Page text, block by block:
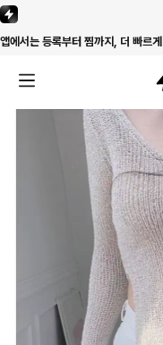
앱에서는 등록부터 찜까지, 더 빠르